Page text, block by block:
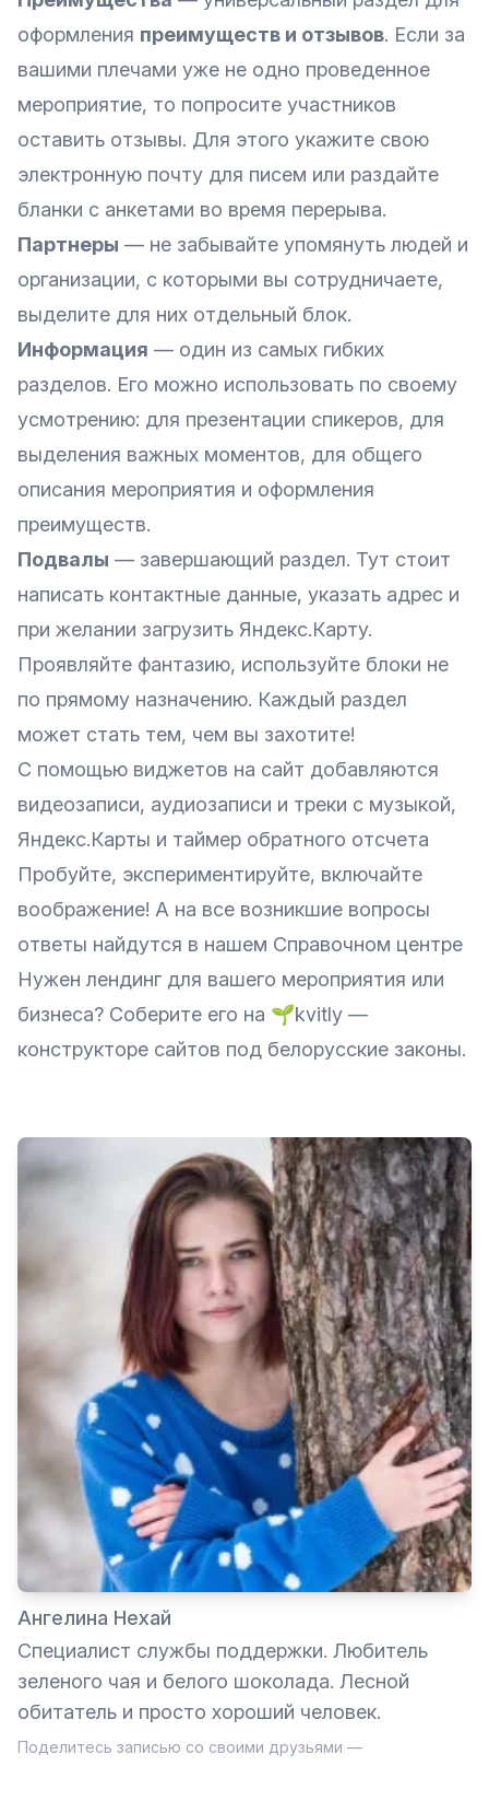
оформления преимуществ и отзывов. Если за
вашими плечами уже не одно проведенное
мероприятие, то попросите участников
оставить отзывы. Для этого укажите свою
электронную почту для писем или раздайте
бланки с анкетами во время перерыва.
Партнеры — не забывайте упомянуть людей и
организации, с которыми вы сотрудничаете,
выделите для них отдельный блок.
Информация — один из самых гибких
разделов. Его можно использовать по своему
усмотрению: для презентации спикеров, для
выделения важных моментов, для общего
описания мероприятия и оформления
преимуществ.
Подвалы — завершающий раздел. Тут стоит
написать контактные данные, указать адрес и
при желании загрузить Яндекс.Карту.
Проявляйте фантазию, используйте блоки не
по прямому назначению. Каждый раздел
может стать тем, чем вы захотите!
С помощью виджетов на сайт добавляются
видеозаписи, аудиозаписи и треки с музыкой,
Яндекс.Карты и таймер обратного отсчета
Пробуйте, экспериментируйте, включайте
воображение! А на все возникшие вопросы
ответы найдутся в нашем Справочном центре
Нужен лендинг для вашего мероприятия или
бизнеса? Соберите его на 🌱kvitly —
конструкторе сайтов под белорусские законы.
Ангелина Нехай
Специалист службы поддержки. Любитель
зеленого чая и белого шоколада. Лесной
обитатель и просто хороший человек.
Поделитесь записью со своими друзьями —